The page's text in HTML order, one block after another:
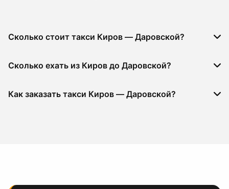
Сколько стоит такси Киров — Даровской?
Сколько ехать из Киров до Даровской?
Как заказать такси Киров — Даровской?